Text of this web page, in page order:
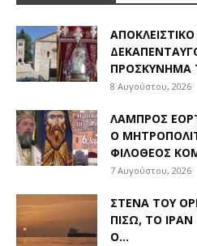
ΠΡΟΣΚΎΝΗΜΑ
8 Αυγούστου, 2026
ΛΑΜΠΡΌΣ
Ο
ΦΙΛΌΘΕΟΣ
7 Αυγούστου, 2026
ΣΤΕΝΆ ΤΟΥ
ΠΊΣΩ, ΤΟ ΙΡΆΝ
Ο...